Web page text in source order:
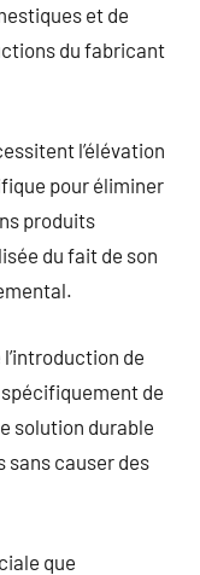
et de
du fabricant
l’élévation
pour éliminer
produits
du fait de son
de
de
solution durable
sans causer des
que